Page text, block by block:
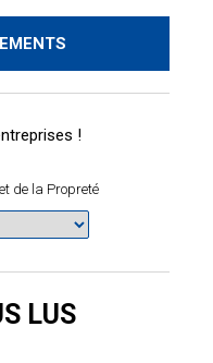
de la Propreté
LUS